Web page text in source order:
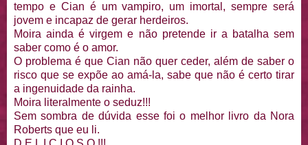
tempo e Cian é um vampiro, um imortal, sempre será
jovem e incapaz de gerar herdeiros.
Moira ainda é virgem e não pretende ir a batalha sem
saber como é o amor.
O problema é que Cian não quer ceder, além de saber o
risco que se expõe ao amá-la, sabe que não é certo tirar
a ingenuidade da rainha.
Moira literalmente o seduz!!!
Sem sombra de dúvida esse foi o melhor livro da Nora
Roberts que eu li.